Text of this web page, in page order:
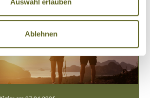
Auswahl erlauben
Ablehnen